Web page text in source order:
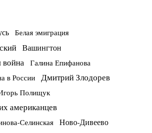
Белая эмиграция
Вашингтон
война
Галина Епифанова
в России Дмитрий Злодорев
Полищук
американцев
Селинская Ново-Дивеево